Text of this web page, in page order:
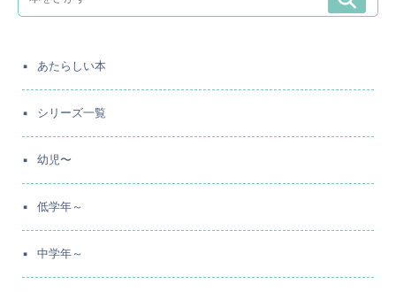
あたらしい本
シリーズ一覧
幼児〜
低学年～
中学年～